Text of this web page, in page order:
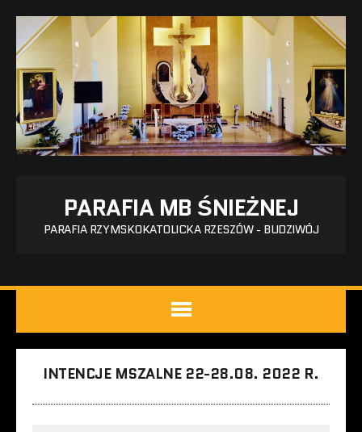
PARAFIA MB ŚNIEŻNEJ
PARAFIA RZYMSKOKATOLICKA RZESZÓW - BUDZIWÓJ
INTENCJE MSZALNE 22-28.08. 2022 R.